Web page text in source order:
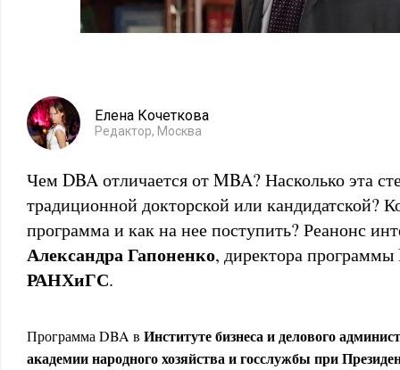
Елена Кочеткова
Редактор, Москва
Чем DBA отличается от MBA? Насколько эта
традиционной докторской или кандидатской?
программа и как на нее поступить? Реанонс
Александра Гапоненко, директора
РАНХиГС.
Программа DBA в Институте бизнеса и делового
академии народного хозяйства и госслужбы при